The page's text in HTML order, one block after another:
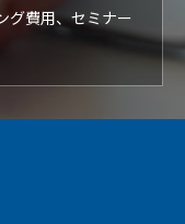
グ費用、セミナー